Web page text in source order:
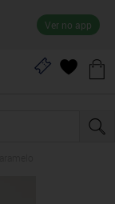
Ver no app